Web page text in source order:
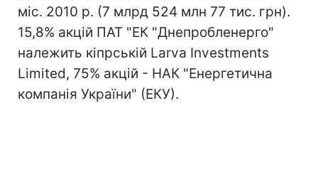
міс. 2010 р. (7 млрд 524 млн 77 тис. грн).
15,8% акцій ПАТ "ЕК "Днепробленерго"
належить кіпрській Larva Investments
Limited, 75% акцій - НАК "Енергетична
компанія України" (ЕКУ).